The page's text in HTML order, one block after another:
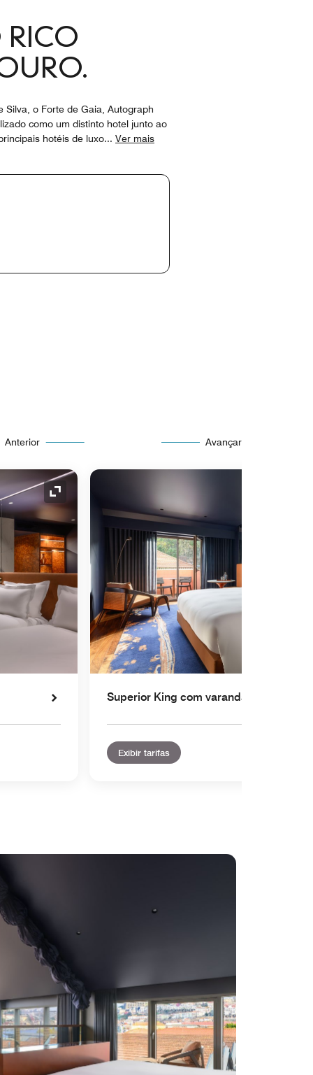
RICO
o Forte de Gaia, Autograph
como um distinto hotel junto ao
hotéis de luxo... Ver mais
Anterior Avançar
Ícone de expansão
Superior King com varanda
Exibir tarifas